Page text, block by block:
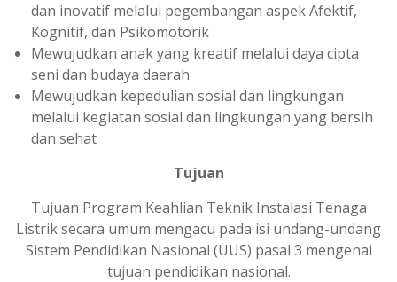
dan inovatif melalui pegembangan aspek Afektif,
Kognitif, dan Psikomotorik
Mewujudkan anak yang kreatif melalui daya cipta
seni dan budaya daerah
Mewujudkan kepedulian sosial dan lingkungan
melalui kegiatan sosial dan lingkungan yang bersih
dan sehat
Tujuan
Tujuan Program Keahlian Teknik Instalasi Tenaga
Listrik secara umum mengacu pada isi undang-undang
Sistem Pendidikan Nasional (UUS) pasal 3 mengenai
tujuan pendidikan nasional.